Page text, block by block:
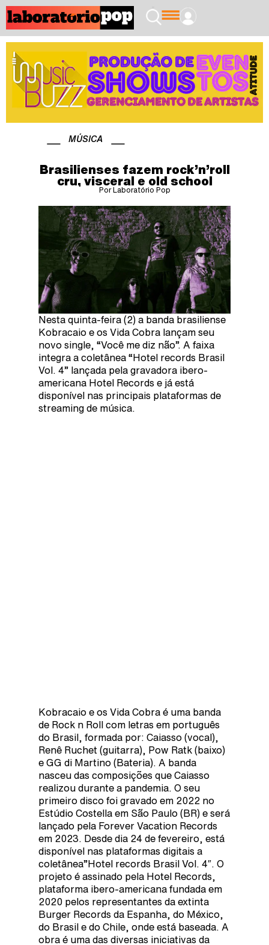
MÚSICA
Brasilienses fazem rock’n’roll
cru, visceral e old school
Por Laboratório Pop
Nesta quinta-feira (2) a banda brasiliense
Kobracaio e os Vida Cobra lançam seu
novo single, “Você me diz não”. A faixa
integra a coletânea “Hotel records Brasil
Vol. 4” lançada pela gravadora ibero-
americana Hotel Records e já está
disponível nas principais plataformas de
streaming de música.
Kobracaio e os Vida Cobra é uma banda
de Rock n Roll com letras em português
do Brasil, formada por: Caiasso (vocal),
Renê Ruchet (guitarra), Pow Ratk (baixo)
e GG di Martino (Bateria). A banda
nasceu das composições que Caiasso
realizou durante a pandemia. O seu
primeiro disco foi gravado em 2022 no
Estúdio Costella em São Paulo (BR) e será
lançado pela Forever Vacation Records
em 2023. Desde dia 24 de fevereiro, está
disponível nas plataformas digitais a
coletânea”Hotel records Brasil Vol. 4″. O
projeto é assinado pela Hotel Records,
plataforma ibero-americana fundada em
2020 pelos representantes da extinta
Burger Records da Espanha, do México,
do Brasil e do Chile, onde está baseada. A
obra é uma das diversas iniciativas da